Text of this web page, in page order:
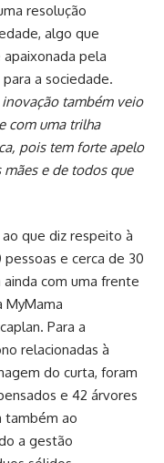
resolução
algo que
apaixonada pela
a sociedade.
inovação também veio
com uma trilha
pois tem forte apelo
e de todos que
que diz respeito à
e cerca de 30
ainda com uma frente
MyMama
Para a
relacionadas à
do curta, foram
e 42 árvores
também ao
a gestão